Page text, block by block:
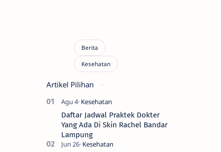
Artikel Pilihan
Daftar Jadwal Praktek Dokter
Yang Ada Di Skin Rachel Bandar
Lampung